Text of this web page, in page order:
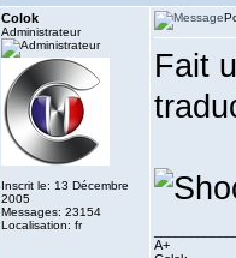
Colok
Administrateur
Inscrit le: 13 Décembre
2005
Messages: 23154
Localisation: fr
Fait
A+